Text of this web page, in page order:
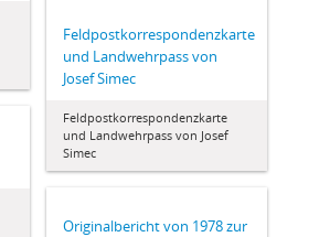
Feldpostkorrespondenzkarte
und Landwehrpass von
Josef Simec
Feldpostkorrespondenzkarte
und Landwehrpass von Josef
Simec
Originalbericht von 1978 zur